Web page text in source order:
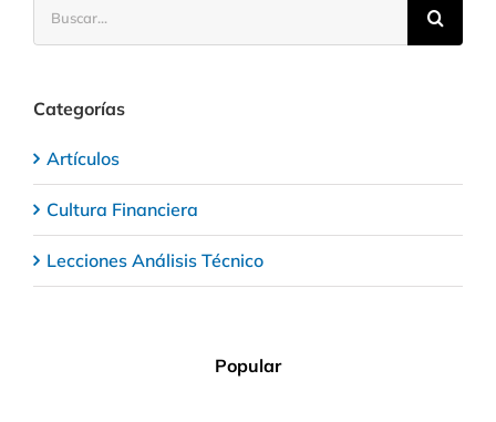
Categorías
Artículos
Cultura Financiera
Lecciones Análisis Técnico
Popular